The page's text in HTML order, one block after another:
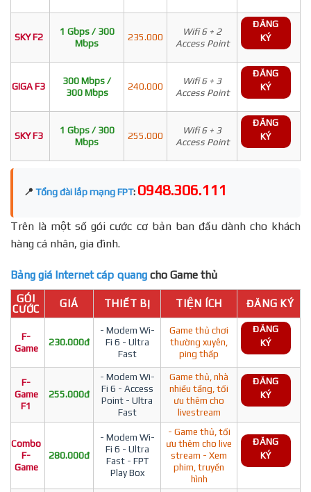
SKY F2
1 Gbps / 300
Mbps
235.000
Wifi 6 + 2
Access Point
ĐĂNG
KÝ
GIGA F3
300 Mbps /
300 Mbps
240.000
Wifi 6 + 3
Access Point
ĐĂNG
KÝ
SKY F3
1 Gbps / 300
Mbps
255.000
Wifi 6 + 3
Access Point
ĐĂNG
KÝ
📍 Tổng đài lắp mạng FPT: 0948.306.111
Trên là một số gói cước cơ bản ban đầu dành cho khách
hàng cá nhân, gia đình.
Bảng giá Internet cáp quang cho Game thủ
GÓI
CƯỚC
GIÁ THIẾT BỊ TIỆN ÍCH ĐĂNG KÝ
F-
Game
230.000đ
- Modem Wi-
Fi 6 - Ultra
Fast
Game thủ chơi
thường xuyên,
ping thấp
ĐĂNG
KÝ
F-
Game
F1
255.000đ
- Modem Wi-
Fi 6 - Access
Point - Ultra
Fast
Game thủ, nhà
nhiều tầng, tối
ưu thêm cho
livestream
ĐĂNG
KÝ
Combo
F-
Game
280.000đ
- Modem Wi-
Fi 6 - Ultra
Fast - FPT
Play Box
- Game thủ, tối
ưu thêm cho live
stream - Xem
phim, truyền
hình
ĐĂNG
KÝ